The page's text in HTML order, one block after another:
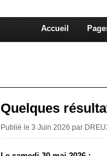
Accueil
Quelques
Publié le 3 Juin 2026 par